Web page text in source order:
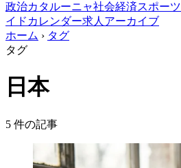
政治カタルーニャ社会経済スポーツ
イド カレンダー求人 アーカイブ
ホーム › タグ
タグ
日本
5 件の記事